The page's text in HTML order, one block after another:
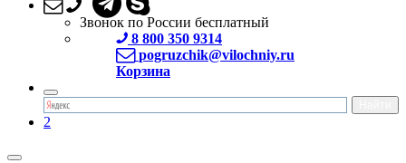
Звонок по России бесплатный
8 800 350 9314
pogruzchik@vilochniy.ru
Корзина
2